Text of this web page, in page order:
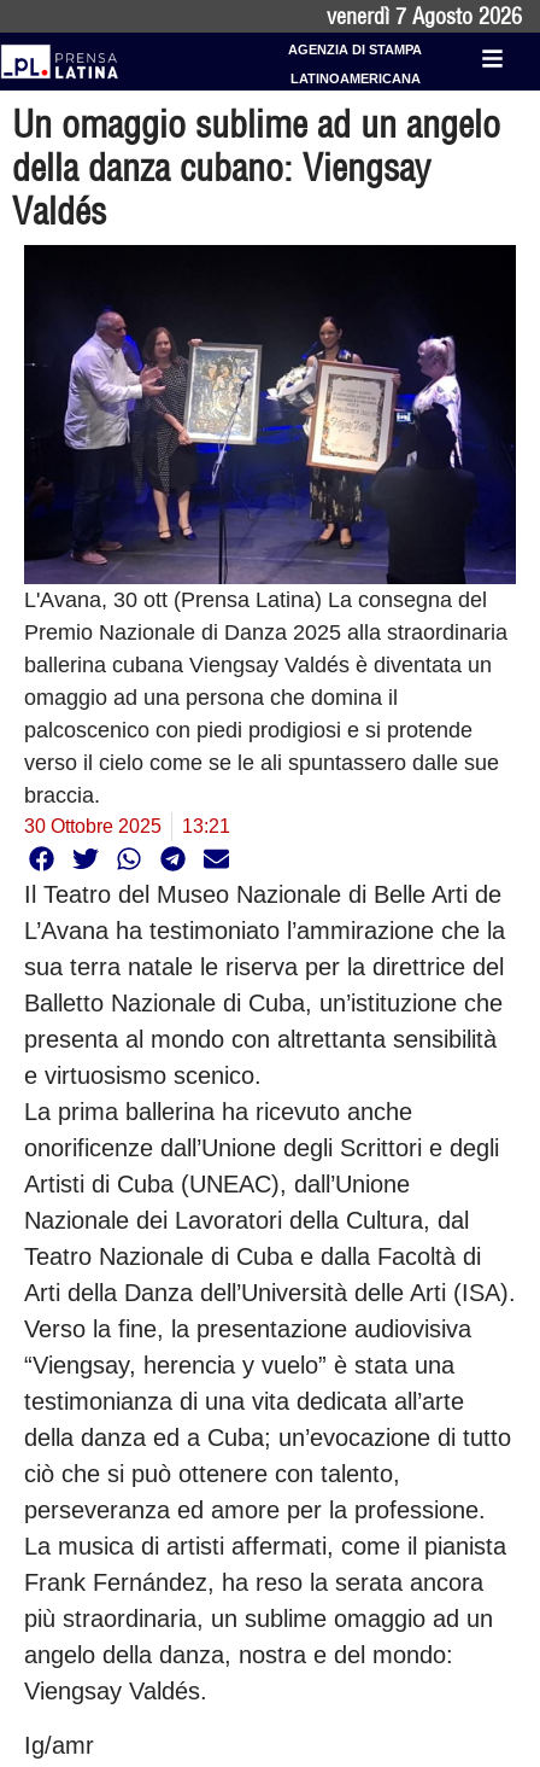
venerdì 7 Agosto 2026
AGENZIA DI STAMPA
LATINOAMERICANA
Un omaggio sublime ad un angelo
della danza cubano: Viengsay
Valdés
L'Avana, 30 ott (Prensa Latina) La consegna del
Premio Nazionale di Danza 2025 alla straordinaria
ballerina cubana Viengsay Valdés è diventata un
omaggio ad una persona che domina il
palcoscenico con piedi prodigiosi e si protende
verso il cielo come se le ali spuntassero dalle sue
braccia.
30 Ottobre 2025 13:21
Il Teatro del Museo Nazionale di Belle Arti de
L’Avana ha testimoniato l’ammirazione che la
sua terra natale le riserva per la direttrice del
Balletto Nazionale di Cuba, un’istituzione che
presenta al mondo con altrettanta sensibilità
e virtuosismo scenico.
La prima ballerina ha ricevuto anche
onorificenze dall’Unione degli Scrittori e degli
Artisti di Cuba (UNEAC), dall’Unione
Nazionale dei Lavoratori della Cultura, dal
Teatro Nazionale di Cuba e dalla Facoltà di
Arti della Danza dell’Università delle Arti (ISA).
Verso la fine, la presentazione audiovisiva
“Viengsay, herencia y vuelo” è stata una
testimonianza di una vita dedicata all’arte
della danza ed a Cuba; un’evocazione di tutto
ciò che si può ottenere con talento,
perseveranza ed amore per la professione.
La musica di artisti affermati, come il pianista
Frank Fernández, ha reso la serata ancora
più straordinaria, un sublime omaggio ad un
angelo della danza, nostra e del mondo:
Viengsay Valdés.
Ig/amr